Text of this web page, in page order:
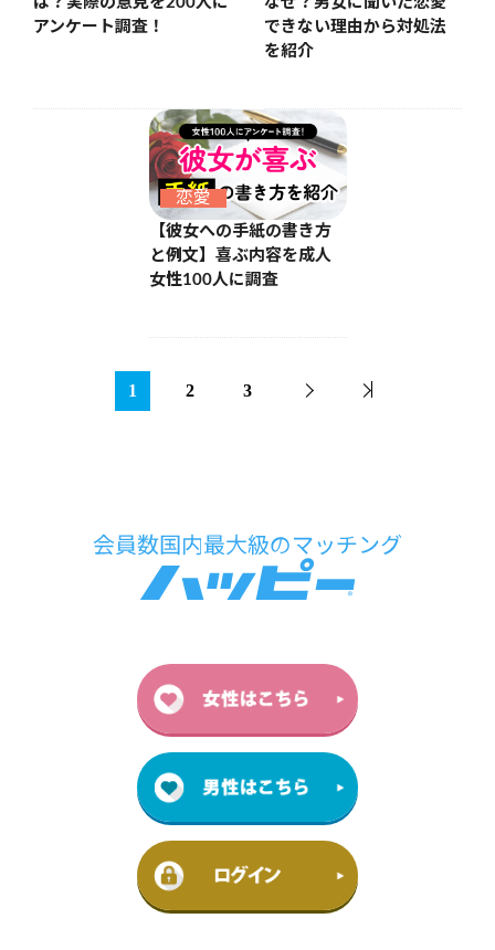
アンケート調査！
できない理由から対処法
を紹介
恋愛
【彼女への手紙の書き方
と例文】喜ぶ内容を成人
女性100人に調査
1 2 3